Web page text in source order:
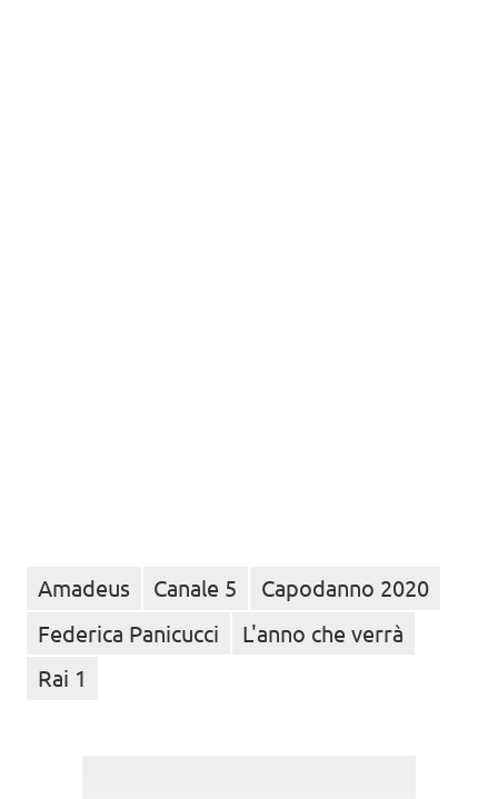
Amadeus Canale 5
Capodanno 2020
Federica Panicucci
L'anno che verrà
Rai 1